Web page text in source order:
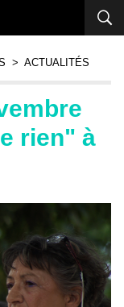
> ACTUALITÉS
rien" à